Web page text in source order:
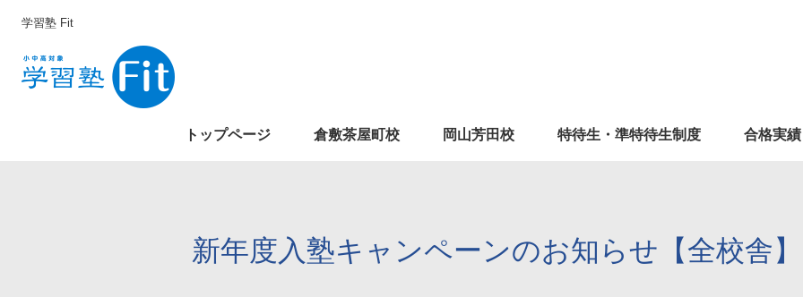
学習塾 Fit
トップページ 倉敷茶屋町校 岡山芳田校 特待生・準特待生制度 合格実績
新年度入塾キャンペーンのお知らせ【全校舎】